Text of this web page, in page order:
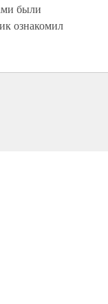
были
ознакомил